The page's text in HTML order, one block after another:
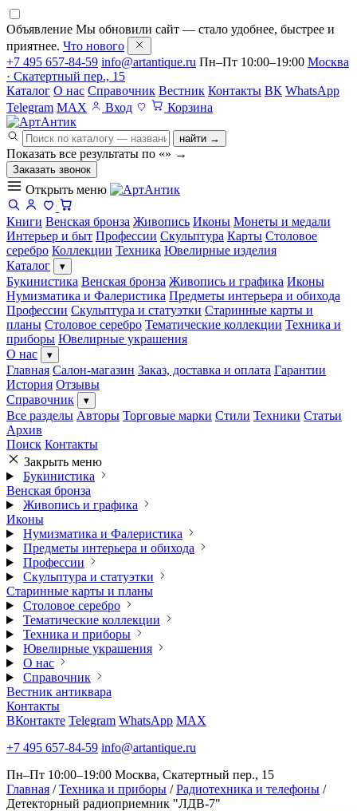
Объявление Мы обновили сайт — стало удобнее, быстрее и
приятнее. Что нового
+7 495 657-84-59 info@artantique.ru Пн–Пт 10:00–19:00 Москва
· Скатертный пер., 15
Каталог О нас Справочник Вестник Контакты ВК WhatsApp
Telegram MAX Вход Корзина
найти →
Показать все результаты по «» →
Заказать звонок
Открыть меню
Книги Венская бронза Живопись Иконы Монеты и медали
Интерьер и быт Профессии Скульптура Карты Столовое
серебро Коллекции Техника Ювелирные изделия
Каталог
▾
Букинистика Венская бронза Живопись и графика Иконы
Нумизматика и Фалеристика Предметы интерьера и обихода
Профессии Скульптура и статуэтки Старинные карты и
планы Столовое серебро Тематические коллекции Техника и
приборы Ювелирные украшения
О нас
▾
Главная Салон-магазин Заказ, доставка и оплата Гарантии
История Отзывы
Справочник
▾
Все разделы Авторы Торговые марки Стили Техники Статьи
Архив
Поиск Контакты
Закрыть меню
Букинистика
Венская бронза
Живопись и графика
Иконы
Нумизматика и Фалеристика
Предметы интерьера и обихода
Профессии
Скульптура и статуэтки
Старинные карты и планы
Столовое серебро
Тематические коллекции
Техника и приборы
Ювелирные украшения
О нас
Справочник
Вестник антиквара
Контакты
ВКонтакте Telegram WhatsApp MAX
+7 495 657-84-59 info@artantique.ru
Пн–Пт 10:00–19:00 Москва, Скатертный пер., 15
Главная / Техника и приборы / Радиотехника и телефоны /
Детекторный радиоприемник "ЛДВ-7"